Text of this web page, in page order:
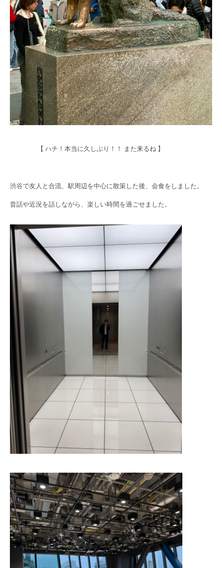
【 ハチ！本当に久しぶり！！ また来るね 】
渋谷で友人と合流、駅周辺を中心に散策した後、会食をしました。
昔話や近況を話しながら、楽しい時間を過ごせました。